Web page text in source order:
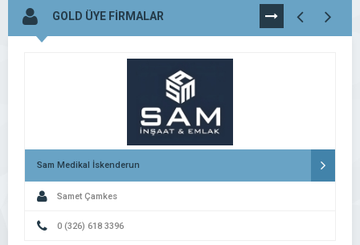
GOLD ÜYE FİRMALAR TÜMÜNÜ
GÖR
Sam Medikal İskenderun
Samet Çamkes
0 (326) 618 3396